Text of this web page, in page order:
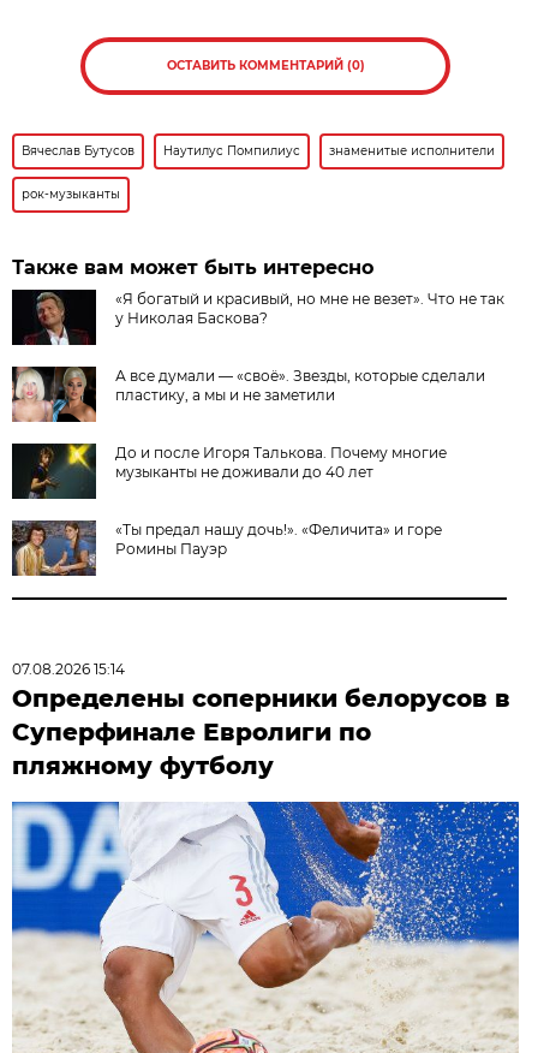
ОСТАВИТЬ КОММЕНТАРИЙ (0)
Вячеслав Бутусов Наутилус Помпилиус знаменитые исполнители
рок-музыканты
Также вам может быть интересно
«Я богатый и красивый, но мне не везет». Что не так
у Николая Баскова?
А все думали — «своё». Звезды, которые сделали
пластику, а мы и не заметили
До и после Игоря Талькова. Почему многие
музыканты не доживали до 40 лет
«Ты предал нашу дочь!». «Феличита» и горе
Ромины Пауэр
07.08.2026 15:14
Определены соперники белорусов в
Суперфинале Евролиги по
пляжному футболу